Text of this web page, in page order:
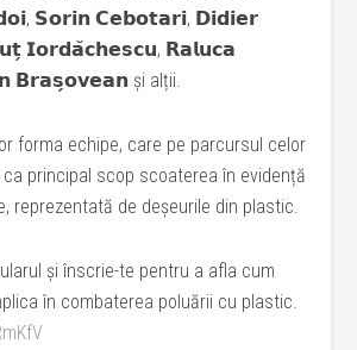
𝗦𝗼𝗿𝗶𝗻 𝗖𝗲𝗯𝗼𝘁𝗮𝗿𝗶, 𝗗𝗶𝗱𝗶𝗲𝗿
𝗜𝗼𝗿𝗱𝗮̆𝗰𝗵𝗲𝘀𝗰𝘂, 𝗥𝗮𝗹𝘂𝗰𝗮
𝗕𝗿𝗮𝘀̗𝗼𝘃𝗲𝗮𝗻 și alții.
forma echipe, care pe parcursul celor
principal scop scoaterea în evidență
reprezentată de deșeurile din plastic.
și înscrie-te pentru a afla cum
în combaterea poluării cu plastic.